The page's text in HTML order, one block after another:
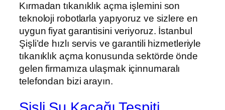
Kırmadan tıkanıklık açma işlemini son
teknoloji robotlarla yapıyoruz ve sizlere en
uygun fiyat garantisini veriyoruz. İstanbul
Şişli’de hızlı servis ve garantili hizmetleriyle
tıkanıklık açma konusunda sektörde önde
gelen firmamıza ulaşmak içinnumaralı
telefondan bizi arayın.